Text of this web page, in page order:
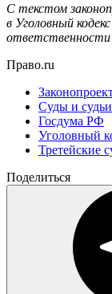
С текстом
в Уголовный
Право.ru
Суды и судьи
Госдума РФ
Уголовный
Третейские
Поделиться